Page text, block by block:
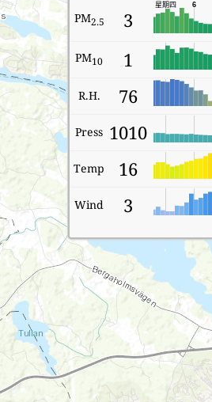
PM2.5 3
6
星期四
PM10 1
R.H. 76
Press 1010
Temp 16
Wind 3